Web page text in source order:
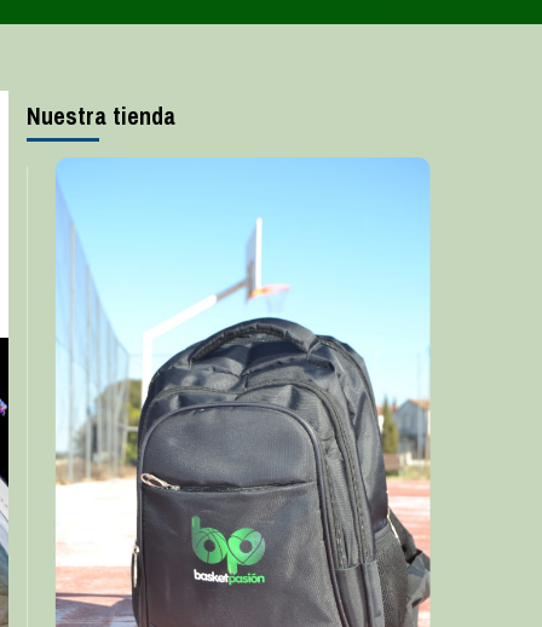
Nuestra tienda